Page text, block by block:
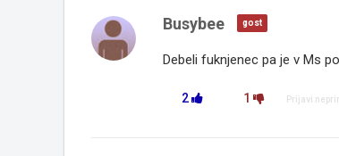
Busybee gost
Debeli fuknjenec pa je v Ms
2 1 Prijavi